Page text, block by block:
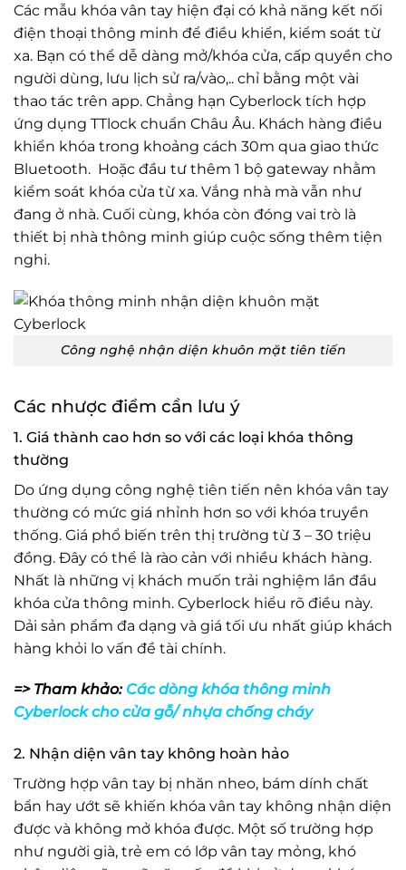
Các mẫu khóa vân tay hiện đại có khả năng kết nối
điện thoại thông minh để điều khiển, kiểm soát từ
xa. Bạn có thể dễ dàng mở/khóa cửa, cấp quyền cho
người dùng, lưu lịch sử ra/vào,.. chỉ bằng một vài
thao tác trên app. Chẳng hạn Cyberlock tích hợp
ứng dụng TTlock chuẩn Châu Âu. Khách hàng điều
khiển khóa trong khoảng cách 30m qua giao thức
Bluetooth. Hoặc đầu tư thêm 1 bộ gateway nhằm
kiểm soát khóa cửa từ xa. Vắng nhà mà vẫn như
đang ở nhà. Cuối cùng, khóa còn đóng vai trò là
thiết bị nhà thông minh giúp cuộc sống thêm tiện
nghi.
Công nghệ nhận diện khuôn mặt tiên tiến
Các nhược điểm cần lưu ý
1. Giá thành cao hơn so với các loại khóa thông
thường
Do ứng dụng công nghệ tiên tiến nên khóa vân tay
thường có mức giá nhỉnh hơn so với khóa truyền
thống. Giá phổ biến trên thị trường từ 3 – 30 triệu
đồng. Đây có thể là rào cản với nhiều khách hàng.
Nhất là những vị khách muốn trải nghiệm lần đầu
khóa cửa thông minh. Cyberlock hiểu rõ điều này.
Dải sản phẩm đa dạng và giá tối ưu nhất giúp khách
hàng khỏi lo vấn đề tài chính.
=> Tham khảo: Các dòng khóa thông minh
Cyberlock cho cửa gỗ/ nhựa chống cháy
2. Nhận diện vân tay không hoàn hảo
Trường hợp vân tay bị nhăn nheo, bám dính chất
bẩn hay ướt sẽ khiến khóa vân tay không nhận diện
được và không mở khóa được. Một số trường hợp
như người già, trẻ em có lớp vân tay mỏng, khó